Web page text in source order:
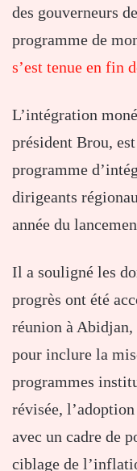
des gouverneurs
programme de
s’est tenue en fin
L’intégration
président Brou,
programme
dirigeants
année du
Il a souligné les
progrès ont été
réunion à
pour inclure la
programmes
révisée,
avec un cadre de
ciblage de